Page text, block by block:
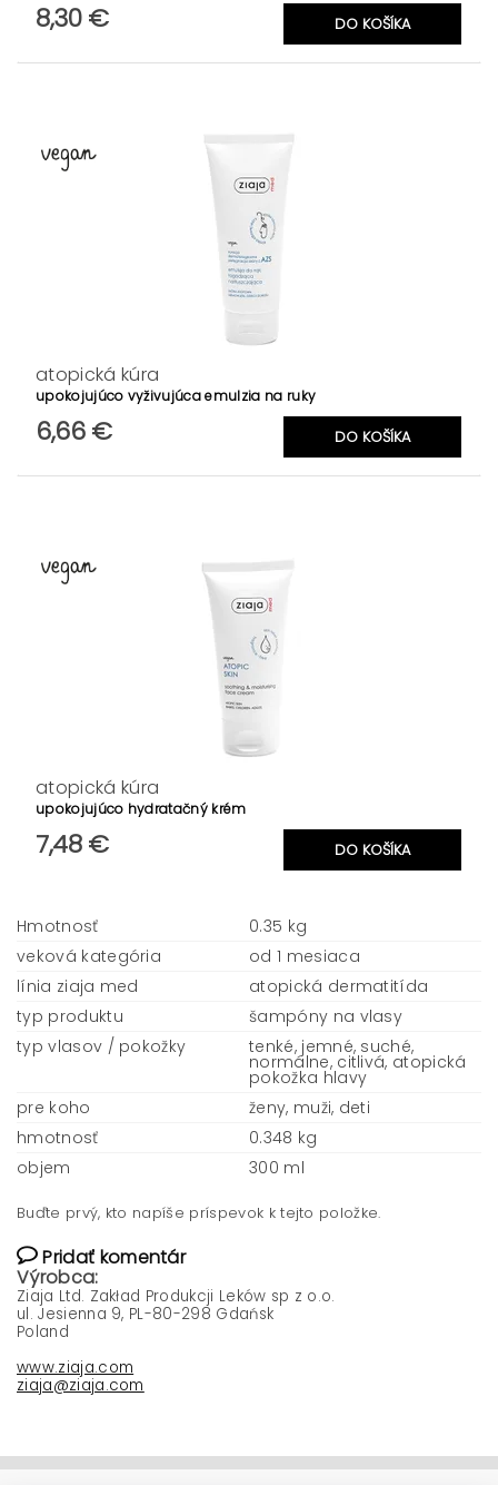
8,30 €
atopická kúra
upokojujúco vyživujúca emulzia na ruky
6,66 €
atopická kúra
upokojujúco hydratačný krém
7,48 €
Hmotnosť
0.35 kg
veková kategória
od 1 mesiaca
línia ziaja med
atopická dermatitída
typ produktu
šampóny na vlasy
typ vlasov / pokožky
tenké, jemné, suché,
normálne, citlivá, atopická
pokožka hlavy
pre koho
ženy, muži, deti
hmotnosť
0.348 kg
objem
300 ml
Buďte prvý, kto napíše príspevok k tejto položke.
Pridať komentár
Výrobca:
Ziaja Ltd. Zakład Produkcji Leków sp z o.o.
ul. Jesienna 9, PL-80-298 Gdańsk
Poland
www.ziaja.com
ziaja@ziaja.com